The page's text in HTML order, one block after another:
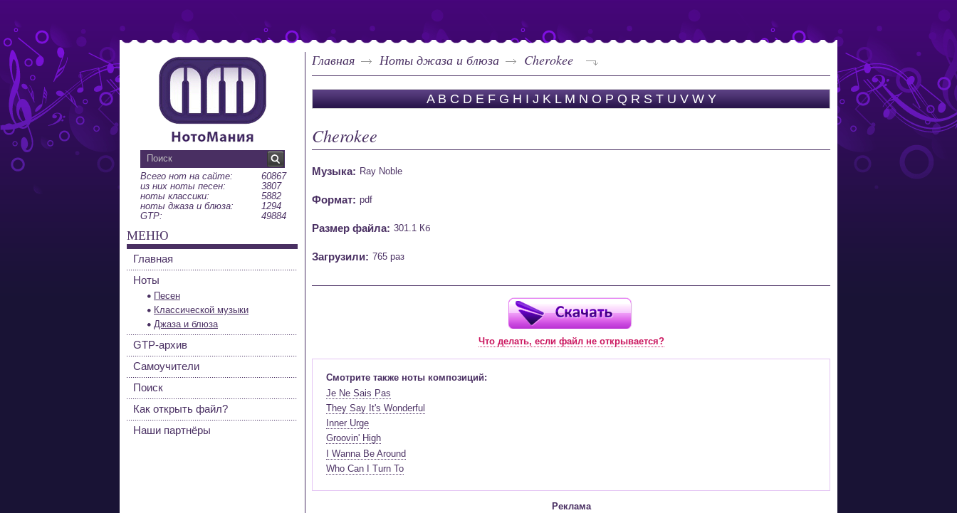
Главная Ноты джаза и блюза Cherokee
A B C D E F G H I J K L M N O P Q R S T U V W Y
Cherokee
Музыка: Ray Noble
Формат: pdf
Размер файла: 301.1 Кб
Загрузили: 765 раз
Что делать, если файл не открывается?
Смотрите также ноты композиций:
Je Ne Sais Pas
They Say It's Wonderful
Inner Urge
Groovin' High
I Wanna Be Around
Who Can I Turn To
Реклама
Всего нот на сайте:
60867
из них ноты песен:
3807
ноты классики:
5882
ноты джаза и блюза:
1294
GTP:
49884
МЕНЮ
Главная
Ноты
Песен
Классической музыки
Джаза и блюза
GTP-архив
Самоучители
Поиск
Как открыть файл?
Наши партнёры